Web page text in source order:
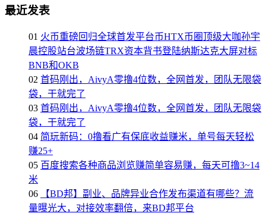
最近发表
01 火币重磅回归全球首发平台币HTX币圈顶级大咖孙宇
晨控股站台波场链TRX资本背书登陆纳斯达克大屏对标
BNB和OKB
02 首码刚出，AivyA零撸4位数，全网首发，团队无限袋
袋，干就完了
03 首码刚出，AivyA零撸4位数，全网首发，团队无限袋
袋，干就完了
04 简玩新码：0撸看广有保底收益赚米，单号每天轻松
赚25+
05 百度搜索各种商品浏览赚简单容易赚，每天可撸3~14
米
06
【BD邦】副业、品牌异业合作发布渠道有哪些？流
量曝光大，对接效率翻倍，来BD邦平台